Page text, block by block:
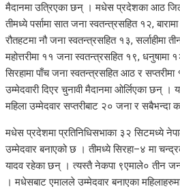
मैदानमा उत्रिएका छन् । मधेस प्रदेशका आठ
तीमध्ये पर्सामा सात जना स्वतन्त्रसहित १२,
रौतहटमा नौ जना स्वतन्त्रसहित १३, सर्लाहीमा
महोत्तरीमा ११ जना स्वतन्त्रसहित १९, धनुषामा
सिरहामा पाँच जना स्वतन्त्रसहित आठ र
उम्मेदवारी दिएर चुनावी मैदानमा ओर्लिएका छन्
महिला उम्मेदवार सप्तरीबाट २० जना र
मधेस प्रदेशमा प्रतिनिधिसभाका ३२ सिटमध्ये
उम्मेदवार बनाएको छ । तीमध्ये सिरहा–४ मा
यादव रहेका छन् । त्यस्तै नेकपा ९एमाले० तीन
। मधेसबाट एमालले उम्मेदवार बनाएका महिलाहरुमा